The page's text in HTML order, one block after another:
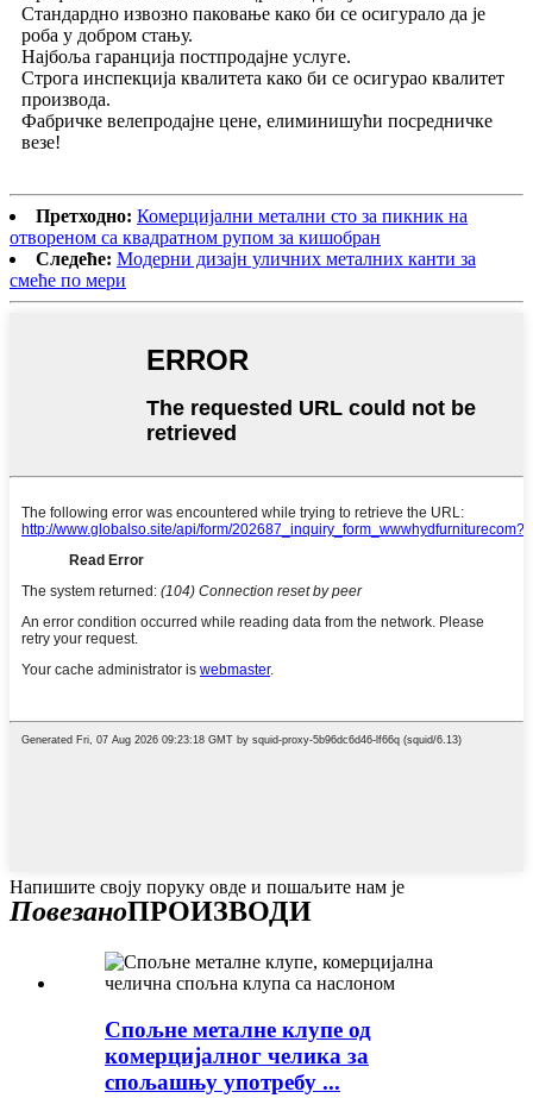
Стандардно извозно паковање како би се осигурало да је
роба у добром стању.
Најбоља гаранција постпродајне услуге.
Строга инспекција квалитета како би се осигурао квалитет
производа.
Фабричке велепродајне цене, елиминишући посредничке
везе!
Претходно: Комерцијални метални сто за пикник на
отвореном са квадратном рупом за кишобран
Следеће: Модерни дизајн уличних металних канти за
смеће по мери
Напишите своју поруку овде и пошаљите нам је
ПовезаноПРОИЗВОДИ
Спољне металне клупе од
комерцијалног челика за
спољашњу употребу ...